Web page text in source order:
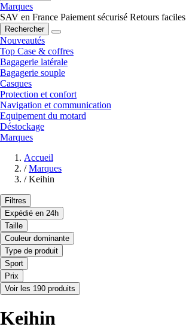
Marques
SAV en France Paiement sécurisé Retours faciles
Rechercher
Nouveautés
Top Case & coffres
Bagagerie latérale
Bagagerie souple
Casques
Protection et confort
Navigation et communication
Equipement du motard
Déstockage
Marques
Accueil
/ Marques
/ Keihin
Filtres
Expédié en 24h
Taille
Couleur dominante
Type de produit
Sport
Prix
Voir les 190 produits
Keihin